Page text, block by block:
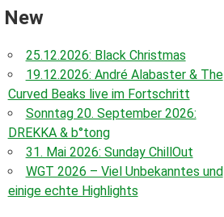
New
25.12.2026: Black Christmas
19.12.2026: André Alabaster & The
Curved Beaks live im Fortschritt
Sonntag 20. September 2026:
DREKKA & b°tong
31. Mai 2026: Sunday ChillOut
WGT 2026 – Viel Unbekanntes und
einige echte Highlights